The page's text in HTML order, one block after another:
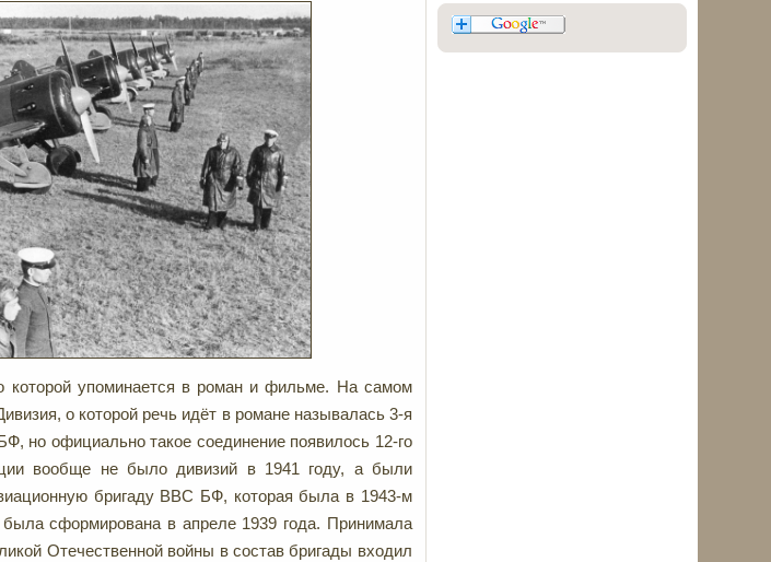
которой упоминается в роман и фильме. На самом
о которой речь идёт в романе называлась 3-я
но официально такое соединение появилось 12-го
вообще не было дивизий в 1941 году, а были
бригаду ВВС БФ, которая была в 1943-м
сформирована в апреле 1939 года. Принимала
Отечественной войны в состав бригады входил